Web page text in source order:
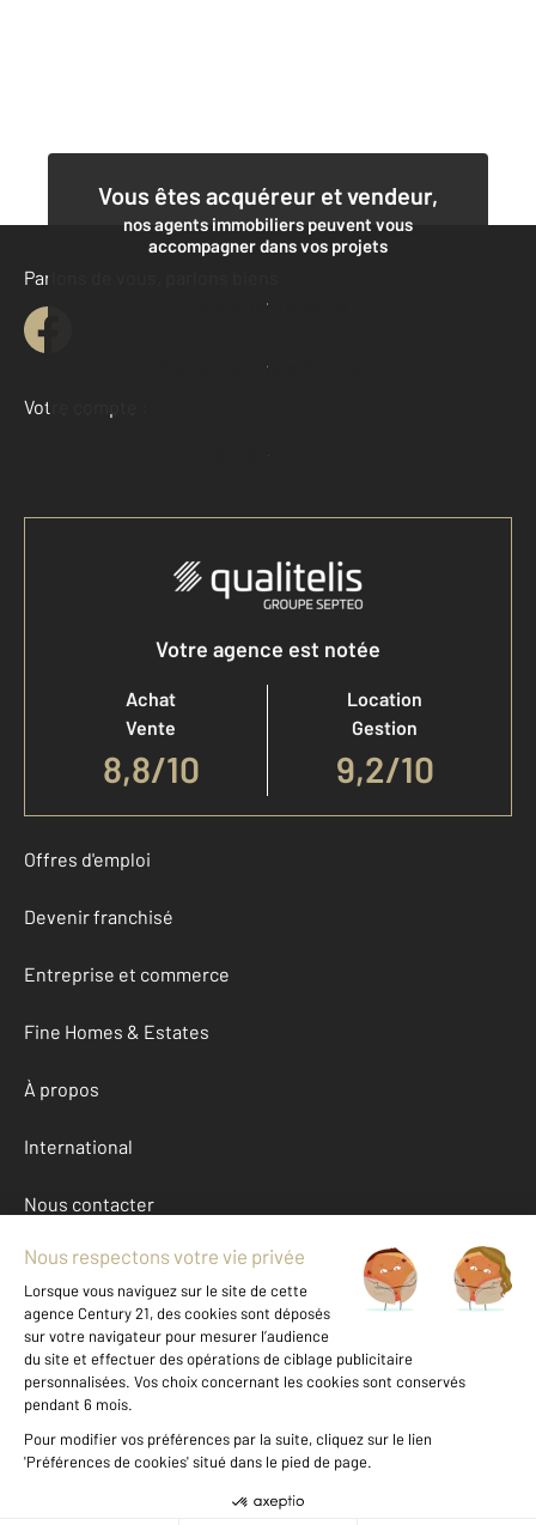
Vous êtes acquéreur et vendeur,
nos agents immobiliers peuvent vous
accompagner dans vos projets
Contacter l'agence
Demander une estimation
Parlons de vous, parlons biens
Votre compte :
Accéder à mon compte
Votre agence est notée
Achat
Vente
8,8/10
Location
Gestion
9,2/10
Offres d'emploi
Devenir franchisé
Entreprise et commerce
Fine Homes & Estates
À propos
International
Nous contacter
Mentions légales & CGU et Barèmes d'honoraires
Données personnelles
Gestionnaire des cookies